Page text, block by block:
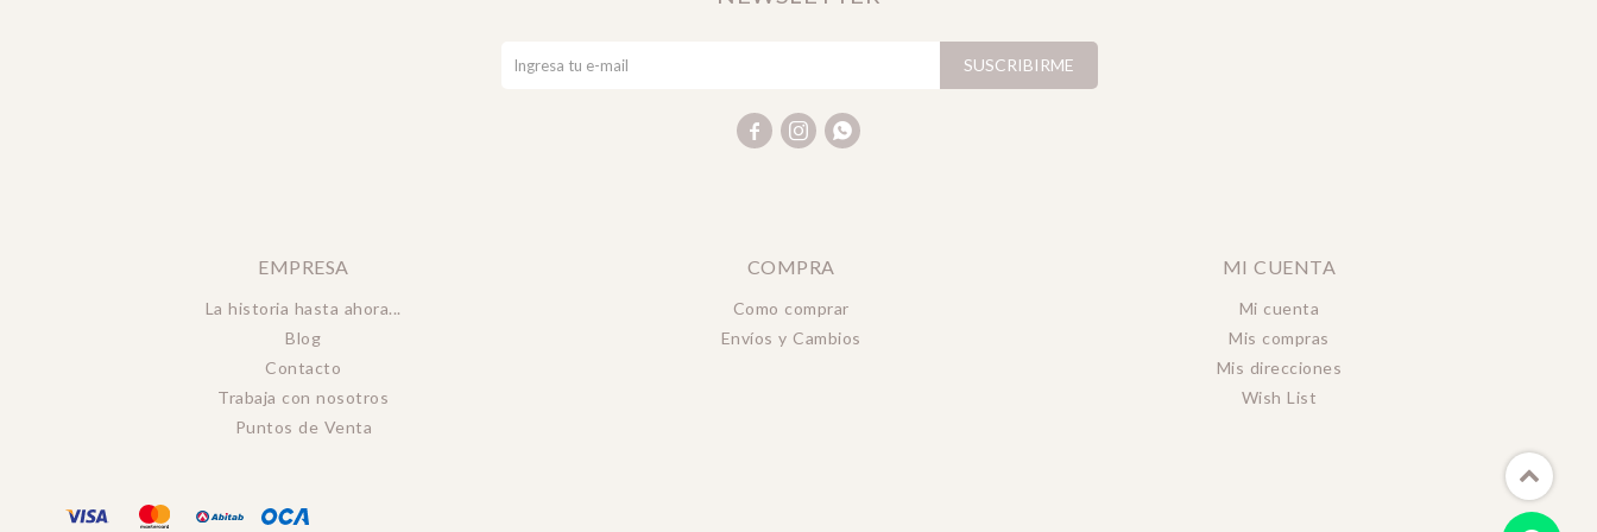
EMPRESA
La historia hasta ahora...
Blog
Contacto
Trabaja con nosotros
Puntos de Venta
COMPRA
Como comprar
Envíos y Cambios
MI CUENTA
Mi cuenta
Mis compras
Mis direcciones
Wish List
SUSCRIBIRME
  